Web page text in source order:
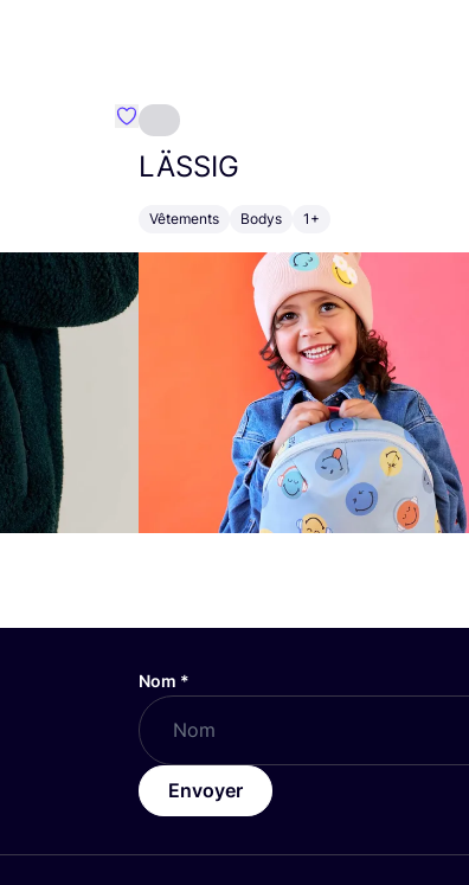
Préféré {nom}
LÄSSIG
Vêtements Bodys 1+
Nom *
Envoyer